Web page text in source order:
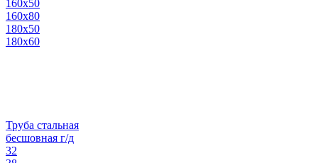
160х50
160х80
180х50
180х60
Труба стальная
бесшовная г/д
32